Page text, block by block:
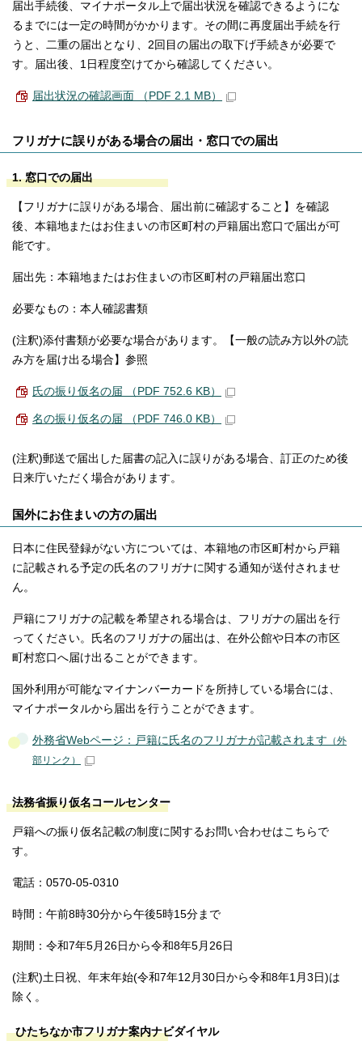
届出手続後、マイナポータル上で届出状況を確認できるようにな
るまでには一定の時間がかかります。その間に再度届出手続を行
うと、二重の届出となり、2回目の届出の取下げ手続きが必要で
す。届出後、1日程度空けてから確認してください。
届出状況の確認画面 （PDF 2.1 MB）
フリガナに誤りがある場合の届出・窓口での届出
1. 窓口での届出
【フリガナに誤りがある場合、届出前に確認すること】を確認
後、本籍地またはお住まいの市区町村の戸籍届出窓口で届出が可
能です。
届出先：本籍地またはお住まいの市区町村の戸籍届出窓口
必要なもの：本人確認書類
(注釈)添付書類が必要な場合があります。【一般の読み方以外の読
み方を届け出る場合】参照
氏の振り仮名の届 （PDF 752.6 KB）
名の振り仮名の届 （PDF 746.0 KB）
(注釈)郵送で届出した届書の記入に誤りがある場合、訂正のため後
日来庁いただく場合があります。
国外にお住まいの方の届出
日本に住民登録がない方については、本籍地の市区町村から戸籍
に記載される予定の氏名のフリガナに関する通知が送付されませ
ん。
戸籍にフリガナの記載を希望される場合は、フリガナの届出を行
ってください。氏名のフリガナの届出は、在外公館や日本の市区
町村窓口へ届け出ることができます。
国外利用が可能なマイナンバーカードを所持している場合には、
マイナポータルから届出を行うことができます。
外務省Webページ：戸籍に氏名のフリガナが記載されます （外
部リンク）
法務省振り仮名コールセンター
戸籍への振り仮名記載の制度に関するお問い合わせはこちらで
す。
電話：0570-05-0310
時間：午前8時30分から午後5時15分まで
期間：令和7年5月26日から令和8年5月26日
(注釈)土日祝、年末年始(令和7年12月30日から令和8年1月3日)は
除く。
ひたちなか市フリガナ案内ナビダイヤル